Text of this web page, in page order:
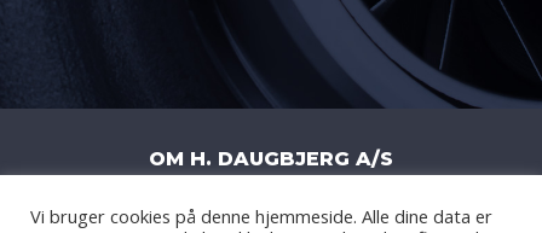
OM H. DAUGBJERG A/S
H. DAUGBJERG A/S | LITERBUEN 11J |
Vi bruger cookies på denne hjemmeside. Alle dine data er